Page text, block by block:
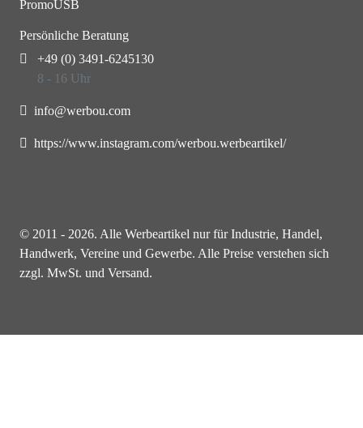
PromoUSB
Persönliche Beratung
+49 (0) 3491-6245130
8 - 16 Uhr
info@werbou.com
https://www.instagram.com/werbou.werbeartikel/
© 2011 - 2026. Alle Werbeartikel nur für Industrie, Handel,
Handwerk, Vereine und Gewerbe. Alle Preise verstehen sich
zzgl. MwSt. und Versand.